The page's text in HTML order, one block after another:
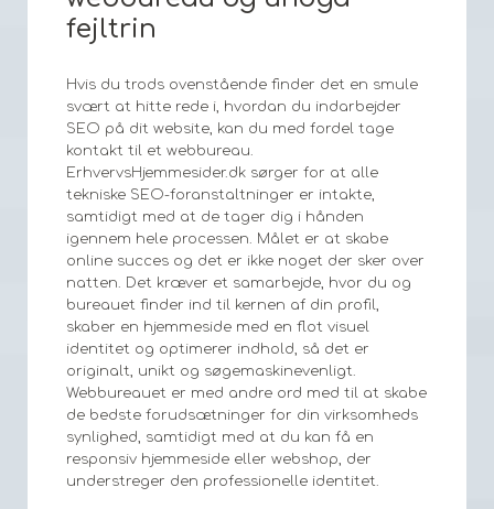
fejltrin
Hvis du trods ovenstående finder det en smule
svært at hitte rede i, hvordan du indarbejder
SEO på dit website, kan du med fordel tage
kontakt til et webbureau.
ErhvervsHjemmesider.dk sørger for at alle
tekniske SEO-foranstaltninger er intakte,
samtidigt med at de tager dig i hånden
igennem hele processen. Målet er at skabe
online succes og det er ikke noget der sker over
natten. Det kræver et samarbejde, hvor du og
bureauet finder ind til kernen af din profil,
skaber en hjemmeside med en flot visuel
identitet og optimerer indhold, så det er
originalt, unikt og søgemaskinevenligt.
Webbureauet er med andre ord med til at skabe
de bedste forudsætninger for din virksomheds
synlighed, samtidigt med at du kan få en
responsiv hjemmeside eller webshop, der
understreger den professionelle identitet.